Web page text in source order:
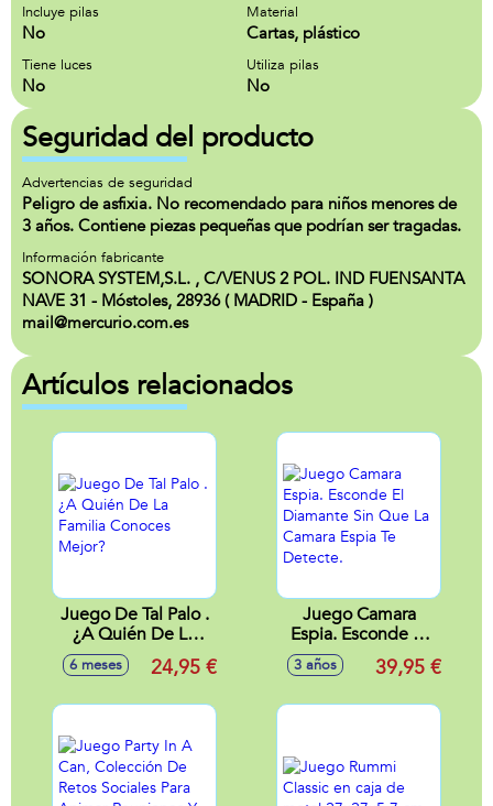
Incluye pilas
No
Material
Cartas, plástico
Tiene luces
No
Utiliza pilas
No
Seguridad del producto
Advertencias de seguridad
Peligro de asfixia. No recomendado para niños menores de
3 años. Contiene piezas pequeñas que podrían ser tragadas.
Información fabricante
SONORA SYSTEM,S.L. , C/VENUS 2 POL. IND FUENSANTA
NAVE 31 - Móstoles, 28936 ( MADRID - España )
mail@mercurio.com.es
Artículos relacionados
Juego De Tal Palo .
¿A Quién De La
Familia Conoces
Mejor?
6 meses 24,95 €
Juego Camara
Espia. Esconde El
Diamante Sin Que
La Camara Espia Te
3 años 39,95 €